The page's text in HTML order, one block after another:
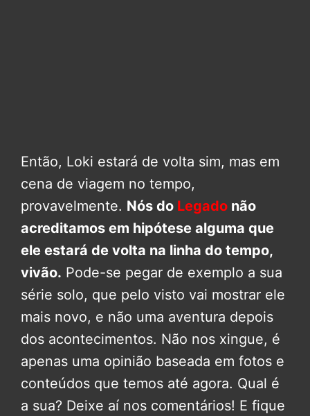
Então, Loki estará de volta sim, mas em
cena de viagem no tempo,
provavelmente. Nós do Legado não
acreditamos em hipótese alguma que
ele estará de volta na linha do tempo,
vivão. Pode-se pegar de exemplo a sua
série solo, que pelo visto vai mostrar ele
mais novo, e não uma aventura depois
dos acontecimentos. Não nos xingue, é
apenas uma opinião baseada em fotos e
conteúdos que temos até agora. Qual é
a sua? Deixe aí nos comentários! E fique